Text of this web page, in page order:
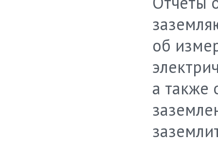
об
а также